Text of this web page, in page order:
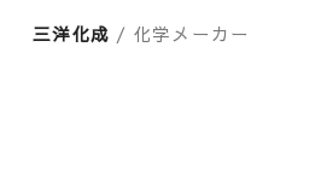
三洋化成 / 化学メーカー